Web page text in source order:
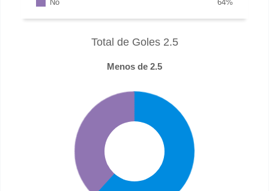
No
%
64
Total de Goles 2.5
Menos de 2.5